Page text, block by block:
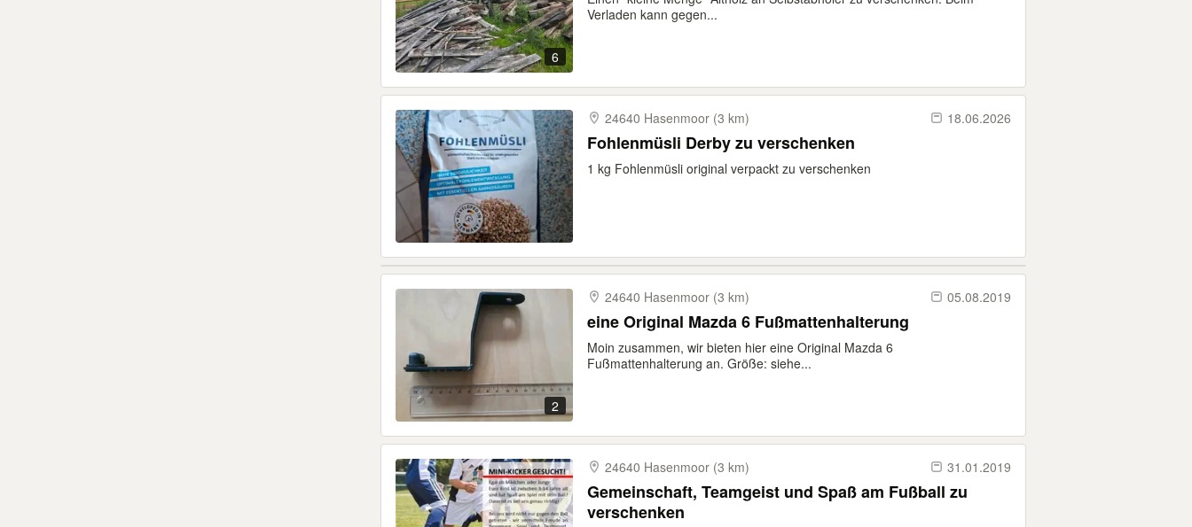
6
Verladen kann gegen...
24640 Hasenmoor (3 km) 18.06.2026
Fohlenmüsli Derby zu verschenken
1 kg Fohlenmüsli original verpackt zu verschenken
2
24640 Hasenmoor (3 km) 05.08.2019
eine Original Mazda 6 Fußmattenhalterung
Moin zusammen, wir bieten hier eine Original Mazda 6
Fußmattenhalterung an. Größe: siehe...
24640 Hasenmoor (3 km) 31.01.2019
Gemeinschaft, Teamgeist und Spaß am Fußball zu
verschenken